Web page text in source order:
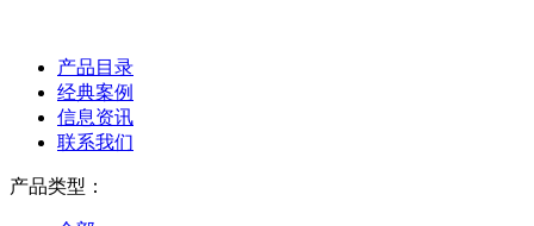
产品目录
经典案例
信息资讯
联系我们
产品类型：